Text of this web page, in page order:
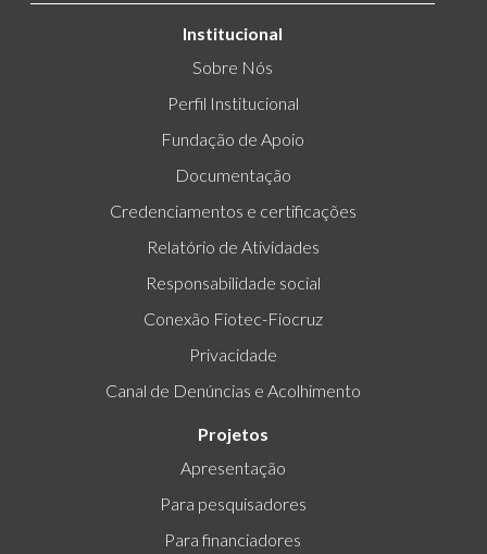
Institucional
Sobre Nós
Perfil Institucional
Fundação de Apoio
Documentação
Credenciamentos e certificações
Relatório de Atividades
Responsabilidade social
Conexão Fiotec-Fiocruz
Privacidade
Canal de Denúncias e Acolhimento
Projetos
Apresentação
Para pesquisadores
Para financiadores